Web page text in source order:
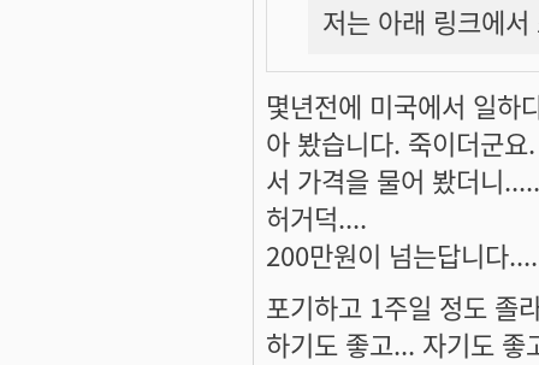
저는 아래 링크에
몇년전에 미국에서 일하
아 봤습니다. 죽이더군
서 가격을 물어 봤더니.....
허거덕....
200만원이 넘는답니다....
포기하고 1주일 정도 졸
하기도 좋고... 자기도 좋